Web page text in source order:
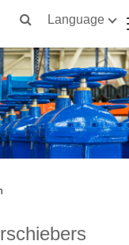
Language